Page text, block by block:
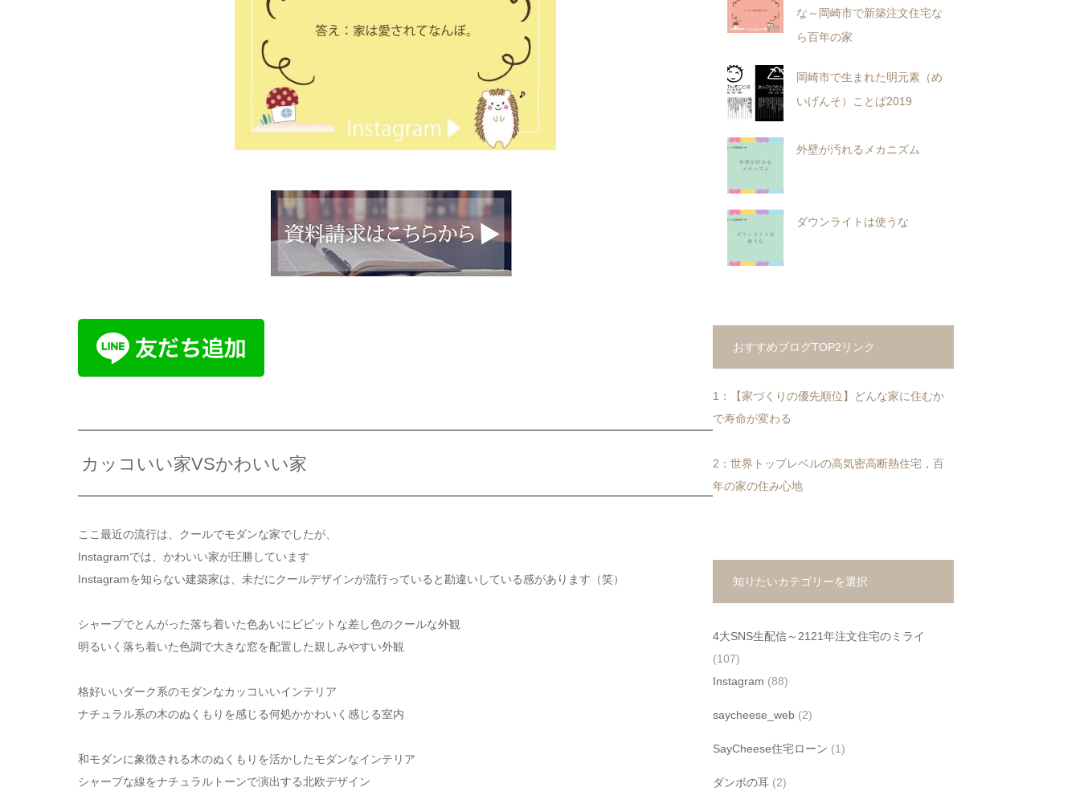
カッコいい家VSかわいい家
ここ最近の流行は、クールでモダンな家でしたが、
Instagramでは、かわいい家が圧勝しています
Instagramを知らない建築家は、未だにクールデザインが流行っていると勘違いしている感があります（笑）
シャープでとんがった落ち着いた色あいにビビットな差し色のクールな外観
明るいく落ち着いた色調で大きな窓を配置した親しみやすい外観
格好いいダーク系のモダンなカッコいいインテリア
ナチュラル系の木のぬくもりを感じる何処かかわいく感じる室内
和モダンに象徴される木のぬくもりを活かしたモダンなインテリア
シャープな線をナチュラルトーンで演出する北欧デザイン
な～岡崎市で新築注文住宅な
ら百年の家
岡崎市で生まれた明元素（め
いげんそ）ことば2019
外壁が汚れるメカニズム
ダウンライトは使うな
おすすめブログTOP2リンク
1：【家づくりの優先順位】どんな家に住むか
で寿命が変わる
2：世界トップレベルの高気密高断熱住宅，百
年の家の住み心地
知りたいカテゴリーを選択
4大SNS生配信～2121年注文住宅のミライ
(107)
Instagram (88)
saycheese_web(2)
SayCheese住宅ローン (1)
ダンボの耳(2)